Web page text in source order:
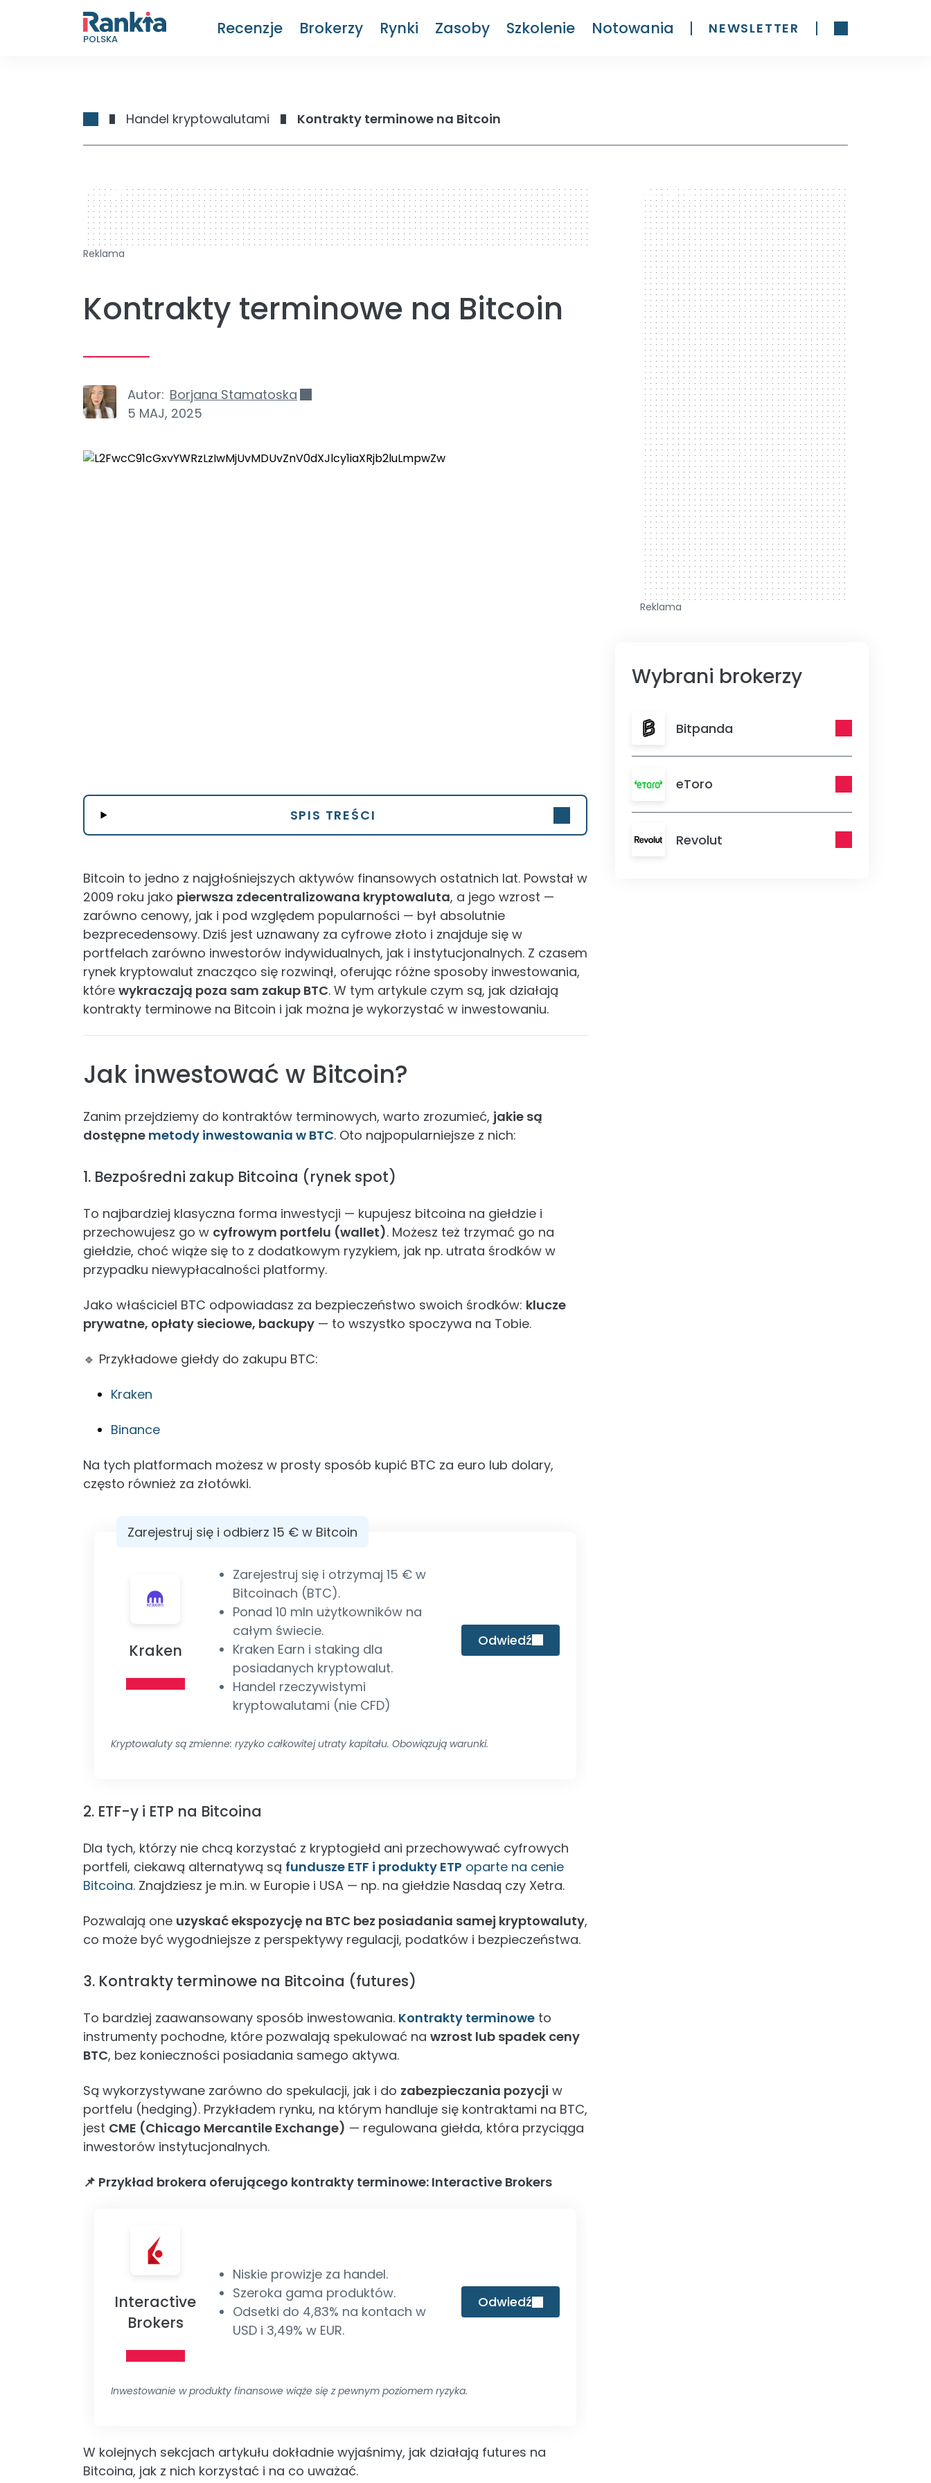
POLSKA
Recenzje Brokerzy Rynki Zasoby Szkolenie Notowania NEWSLETTER
Handel kryptowalutami Kontrakty terminowe na Bitcoin
728 x 90
Reklama
Kontrakty terminowe na Bitcoin
Autor: Borjana Stamatoska
5 MAJ, 2025
SPIS TREŚCI
Bitcoin to jedno z najgłośniejszych aktywów finansowych ostatnich lat. Powstał w
2009 roku jako pierwsza zdecentralizowana kryptowaluta, a jego wzrost —
zarówno cenowy, jak i pod względem popularności — był absolutnie
bezprecedensowy. Dziś jest uznawany za cyfrowe złoto i znajduje się w
portfelach zarówno inwestorów indywidualnych, jak i instytucjonalnych. Z czasem
rynek kryptowalut znacząco się rozwinął, oferując różne sposoby inwestowania,
które wykraczają poza sam zakup BTC. W tym artykule czym są, jak działają
kontrakty terminowe na Bitcoin i jak można je wykorzystać w inwestowaniu.
Jak inwestować w Bitcoin?
Zanim przejdziemy do kontraktów terminowych, warto zrozumieć, jakie są
dostępne metody inwestowania w BTC. Oto najpopularniejsze z nich:
1. Bezpośredni zakup Bitcoina (rynek spot)
To najbardziej klasyczna forma inwestycji — kupujesz bitcoina na giełdzie i
przechowujesz go w cyfrowym portfelu (wallet). Możesz też trzymać go na
giełdzie, choć wiąże się to z dodatkowym ryzykiem, jak np. utrata środków w
przypadku niewypłacalności platformy.
Jako właściciel BTC odpowiadasz za bezpieczeństwo swoich środków: klucze
prywatne, opłaty sieciowe, backupy — to wszystko spoczywa na Tobie.
🔹 Przykładowe giełdy do zakupu BTC:
Kraken
Binance
Na tych platformach możesz w prosty sposób kupić BTC za euro lub dolary,
często również za złotówki.
Zarejestruj się i odbierz 15 € w Bitcoin
Kraken
Zarejestruj się i otrzymaj 15 € w
Bitcoinach (BTC).
Ponad 10 mln użytkowników na
całym świecie.
Kraken Earn i staking dla
posiadanych kryptowalut.
Handel rzeczywistymi
kryptowalutami (nie CFD)
Odwiedź
Kryptowaluty są zmienne: ryzyko całkowitej utraty kapitału. Obowiązują warunki.
2. ETF-y i ETP na Bitcoina
Dla tych, którzy nie chcą korzystać z kryptogiełd ani przechowywać cyfrowych
portfeli, ciekawą alternatywą są fundusze ETF i produkty ETP oparte na cenie
Bitcoina. Znajdziesz je m.in. w Europie i USA — np. na giełdzie Nasdaq czy Xetra.
Pozwalają one uzyskać ekspozycję na BTC bez posiadania samej kryptowaluty,
co może być wygodniejsze z perspektywy regulacji, podatków i bezpieczeństwa.
3. Kontrakty terminowe na Bitcoina (futures)
To bardziej zaawansowany sposób inwestowania. Kontrakty terminowe to
instrumenty pochodne, które pozwalają spekulować na wzrost lub spadek ceny
BTC, bez konieczności posiadania samego aktywa.
Są wykorzystywane zarówno do spekulacji, jak i do zabezpieczania pozycji w
portfelu (hedging). Przykładem rynku, na którym handluje się kontraktami na BTC,
jest CME (Chicago Mercantile Exchange) — regulowana giełda, która przyciąga
inwestorów instytucjonalnych.
📌 Przykład brokera oferującego kontrakty terminowe: Interactive Brokers
Interactive
Brokers
Niskie prowizje za handel.
Szeroka gama produktów.
Odsetki do 4,83% na kontach w
USD i 3,49% w EUR.
Odwiedź
Inwestowanie w produkty finansowe wiąże się z pewnym poziomem ryzyka.
W kolejnych sekcjach artykułu dokładnie wyjaśnimy, jak działają futures na
Bitcoina, jak z nich korzystać i na co uważać.
300 x 600
Reklama
Wybrani brokerzy
Bitpanda
eToro
Revolut